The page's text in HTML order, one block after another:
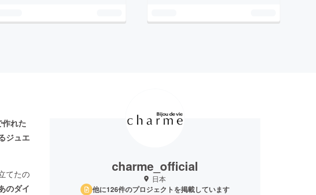
れた
ジュエ
てたの
のダイ
charme_official
日本
他に126件のプロジェクトを掲載しています